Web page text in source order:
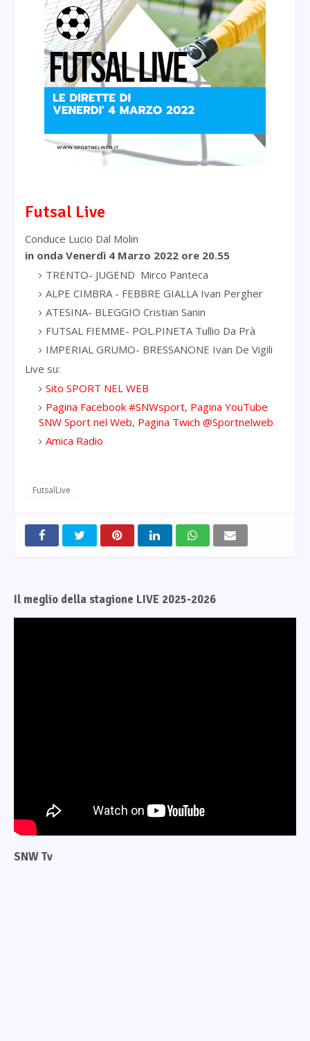
Futsal Live
Conduce Lucio Dal Molin
in onda Venerdì 4 Marzo 2022 ore 20.55
TRENTO- JUGEND Mirco Panteca
ALPE CIMBRA - FEBBRE GIALLA Ivan Pergher
ATESINA- BLEGGIO Cristian Sanin
FUTSAL FIEMME- POL.PINETA Tullio Da Prà
IMPERIAL GRUMO- BRESSANONE Ivan De Vigili
Live su:
Sito SPORT NEL WEB
Pagina Facebook #SNWsport, Pagina YouTube
SNW Sport nel Web, Pagina Twich @Sportnelweb
Amica Radio
FutsalLive
Il meglio della stagione LIVE 2025-2026
SNW Tv